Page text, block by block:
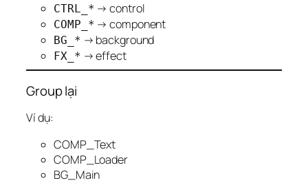
CTRL_* → control
COMP_* → component
BG_* → background
FX_* → effect
Group lại
Ví dụ:
COMP_Text
COMP_Loader
BG_Main